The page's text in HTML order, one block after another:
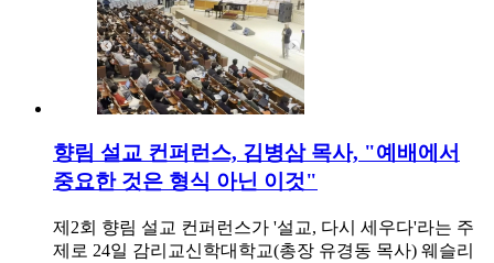
향림 설교 컨퍼런스, 김병삼 목사, "예배에서
중요한 것은 형식 아닌 이것"
제2회 향림 설교 컨퍼런스가 '설교, 다시 세우다'라는 주
제로 24일 감리교신학대학교(총장 유경동 목사) 웨슬리